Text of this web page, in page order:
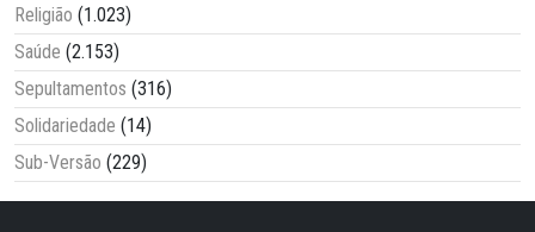
Religião (1.023)
Saúde (2.153)
Sepultamentos (316)
Solidariedade (14)
Sub-Versão (229)